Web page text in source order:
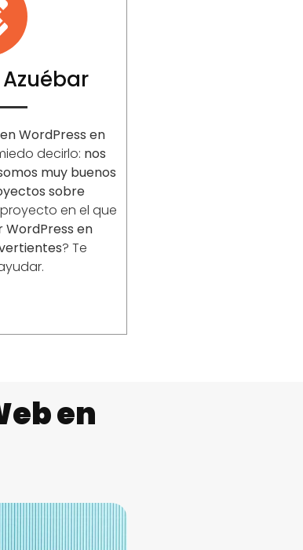
WordPress en
decirlo: nos
muy buenos
sobre
en el que
WordPress en
? Te
en